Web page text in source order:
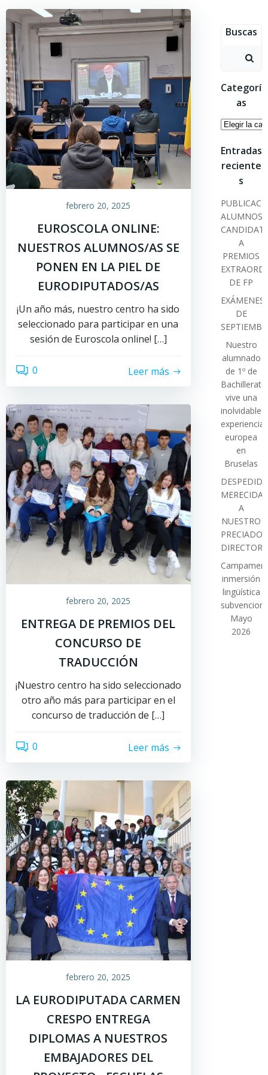
Saltar
al
contenido
febrero 20, 2025
EUROSCOLA ONLINE:
NUESTROS ALUMNOS/AS SE
PONEN EN LA PIEL DE
EURODIPUTADOS/AS
¡Un año más, nuestro centro ha sido
seleccionado para participar en una
sesión de Euroscola online! […]
0 Leer más
febrero 20, 2025
ENTREGA DE PREMIOS DEL
CONCURSO DE
TRADUCCIÓN
¡Nuestro centro ha sido seleccionado
otro año más para participar en el
concurso de traducción de […]
0 Leer más
febrero 20, 2025
LA EURODIPUTADA CARMEN
CRESPO ENTREGA
DIPLOMAS A NUESTROS
EMBAJADORES DEL
Buscas
Buscar:
Categorí
as
Entradas
reciente
s
ALUMNOS
A
PREMIOS
DE FP
EXÁMENES
DE
Nuestro
alumnado
de 1º de
Bachillerato
vive una
inolvidable
experiencia
europea
en
Bruselas
DESPEDIDA
MERECIDA
A
NUESTRO
PRECIADO
DIRECTOR
inmersión
lingüística
Mayo
2026